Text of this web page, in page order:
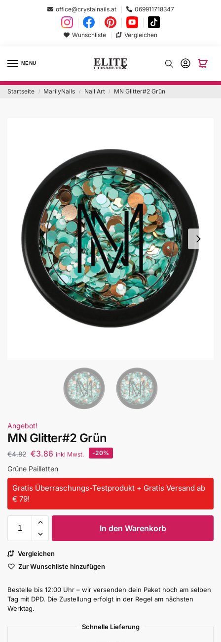
office@crystalnails.at 069911718347
Wunschliste Vergleichen
MENU
Startseite / MarilyNails / Nail Art / MN Glitter#2 Grün
Angebot!
MN Glitter#2 Grün
€4.82 €3.86 inkl Mwst. -20%
Grüne Pailletten
Gratis Überraschungs-Testprodukt + Gratis Versand ab
€ 79!
In den Warenkorb
Vergleichen
Zur Wunschliste hinzufügen
Bestelle bis 12:00 Uhr – wir versenden dein Paket noch am selben
Tag mit DPD. Die Zustellung erfolgt in der Regel am nächsten
Werktag.
Schnelle Lieferung